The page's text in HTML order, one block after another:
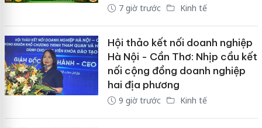
7 giờ trước Kinh tế
Hội thảo kết nối doanh nghiệp
Hà Nội - Cần Thơ: Nhịp cầu kết
nối cộng đồng doanh nghiệp
hai địa phương
9 giờ trước Kinh tế